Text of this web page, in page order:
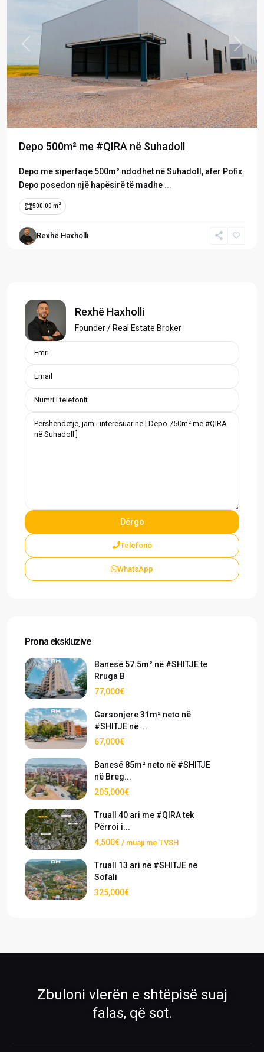
Previous Next
Depo 500m² me #QIRA në Suhadoll
​Depo me sipërfaqe 500m² ndodhet në Suhadoll, afër Pofix.
Depo posedon një hapësirë të madhe ...
500.00 m 2
Rexhë Haxholli
Rexhë Haxholli
Founder / Real Estate Broker
Telefono
WhatsApp
Prona ekskluzive
Banesë 57.5m² në #SHITJE te
Rruga B
77,000€
Garsonjere 31m² neto në
#SHITJE në ...
67,000€
Banesë 85m² neto në #SHITJE
në Breg...
205,000€
Truall 40 ari me #QIRA tek
Përroi i...
4,500€ / muaji me TVSH
Truall 13 ari në #SHITJE në
Sofali
325,000€
Zbuloni vlerën e shtëpisë suaj
falas, që sot.
Mëso më shumë për ekipin tonë
Kontakti
Na kontaktoni për çdo pyetje